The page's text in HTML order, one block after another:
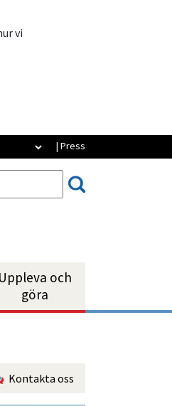
vi
| Press
Uppleva och
göra
Kontakta oss